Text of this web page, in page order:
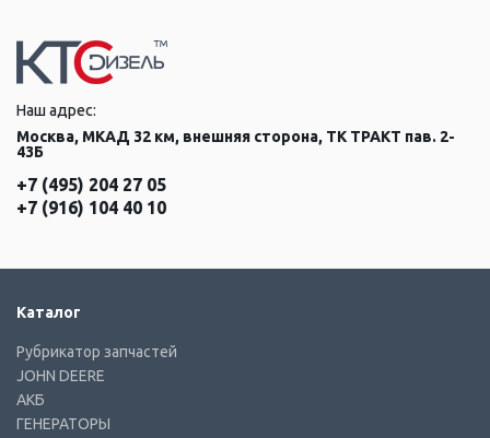
Наш адрес:
Москва, МКАД 32 км, внешняя сторона, ТК ТРАКТ пав. 2-
43Б
+7 (495) 204 27 05
+7 (916) 104 40 10
Каталог
Рубрикатор запчастей
JOHN DEERE
АКБ
ГЕНЕРАТОРЫ